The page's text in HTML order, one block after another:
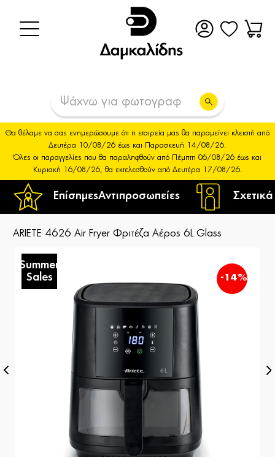
ΕπίσημεςΑντιπροσωπείες
Θα θέλαμε να σας ενημερώσουμε ότι η εταιρεία μας θα παραμείνει κλειστή από
Δευτέρα 10/08/26 έως και Παρασκευή 14/08/26.
Όλες οι παραγγελίες που θα παραληφθούν από Πέμπτη 06/08/26 έως και
Κυριακή 16/08/26, θα εκτελεσθούν από Δευτέρα 17/08/26.
ARIETE 4626 Air Fryer Φριτέζα Αέρος 6L Glass
Summer
Sales
-14%